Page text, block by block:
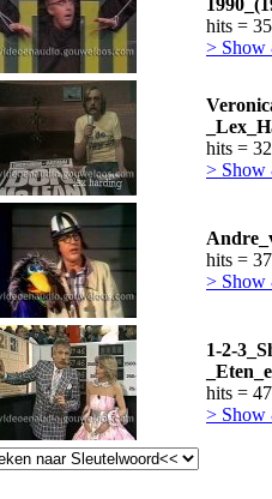
hits =
> Show
hits =
> Show
hits =
> Show
1-2-
hits =
> Show